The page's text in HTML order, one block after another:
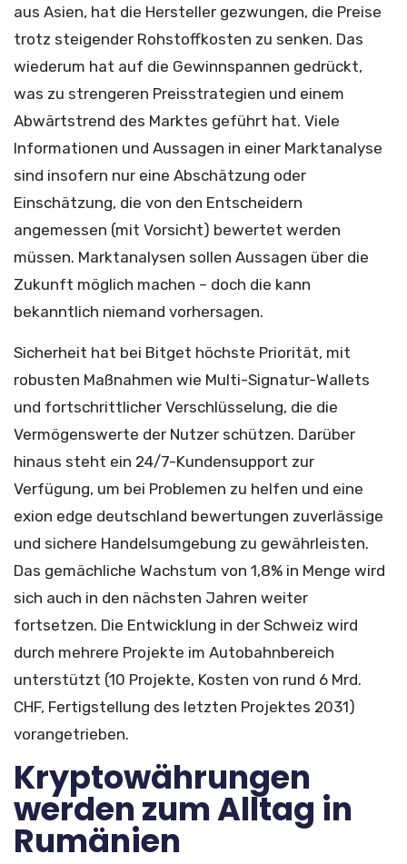
aus Asien, hat die Hersteller gezwungen, die Preise
trotz steigender Rohstoffkosten zu senken. Das
wiederum hat auf die Gewinnspannen gedrückt,
was zu strengeren Preisstrategien und einem
Abwärtstrend des Marktes geführt hat. Viele
Informationen und Aussagen in einer Marktanalyse
sind insofern nur eine Abschätzung oder
Einschätzung, die von den Entscheidern
angemessen (mit Vorsicht) bewertet werden
müssen. Marktanalysen sollen Aussagen über die
Zukunft möglich machen – doch die kann
bekanntlich niemand vorhersagen.
Sicherheit hat bei Bitget höchste Priorität, mit
robusten Maßnahmen wie Multi-Signatur-Wallets
und fortschrittlicher Verschlüsselung, die die
Vermögenswerte der Nutzer schützen. Darüber
hinaus steht ein 24/7-Kundensupport zur
Verfügung, um bei Problemen zu helfen und eine
exion edge deutschland bewertungen zuverlässige
und sichere Handelsumgebung zu gewährleisten.
Das gemächliche Wachstum von 1,8% in Menge wird
sich auch in den nächsten Jahren weiter
fortsetzen. Die Entwicklung in der Schweiz wird
durch mehrere Projekte im Autobahnbereich
unterstützt (10 Projekte, Kosten von rund 6 Mrd.
CHF, Fertigstellung des letzten Projektes 2031)
vorangetrieben.
Kryptowährungen
werden zum Alltag in
Rumänien